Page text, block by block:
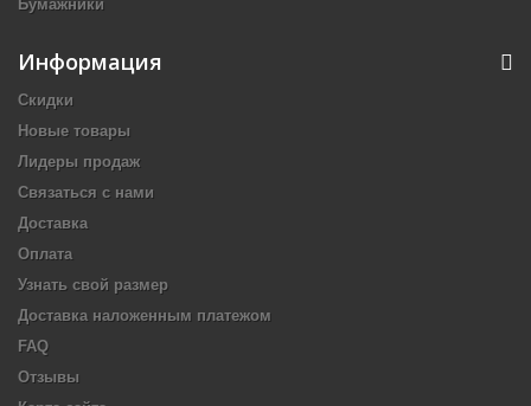
Бумажники
Информация
Скидки
Новые товары
Лидеры продаж
Связаться с нами
Доставка
Оплата
Узнать свой размер
Доставка наложенным платежом
FAQ
Отзывы